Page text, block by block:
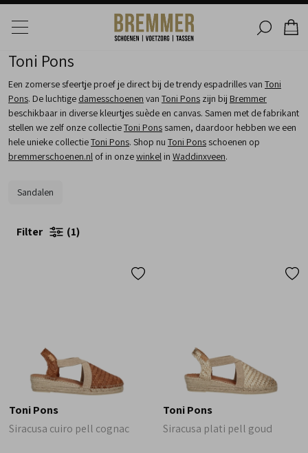
Toni Pons
Een zomerse sfeertje proef je direct bij de trendy espadrilles van Toni
Pons. De luchtige damesschoenen van Toni Pons zijn bij Bremmer
beschikbaar in diverse kleurtjes suède en canvas. Samen met de fabrikant
stellen we zelf onze collectieToni Pons samen, daardoor hebben we een
hele unieke collectieToni Pons. Shop nu Toni Pons schoenen op
bremmerschoenen.nl of in onzewinkel in Waddinxveen.
Sandalen
Filter 1
Toni Pons
Siracusa cuiro pell cognac
Toni Pons
Siracusa plati pell goud